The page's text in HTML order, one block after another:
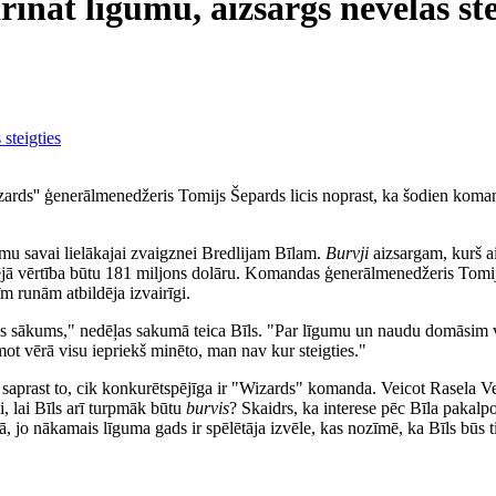
līgumu, aizsargs nevēlas
ģenerālmenedžeris Tomijs Šepards licis noprast, ka šodien
savai lielākajai zvaigznei Bredlijam Bīlam. Burvji aizsargam, kurš
vērtība būtu 181 miljons dolāru. Komandas ģenerālmenedžeris
runām atbildēja izvairīgi.
nedēļas sakumā teica Bīls. "Par līgumu un naudu
vērā visu iepriekš minēto, man nav kur steigties."
to, cik konkurētspējīga ir "Wizards" komanda. Veicot Rasela
lai Bīls arī turpmāk būtu burvis? Skaidrs, ka interese pēc Bīla
nākamais līguma gads ir spēlētāja izvēle, kas nozīmē, ka Bīls būs